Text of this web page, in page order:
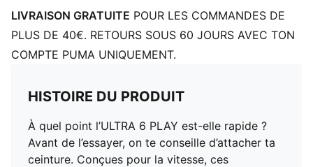
compromettre l'adhérence
Ground/Artificial Ground)
PUMA Enfant : recommandé pour les enfants de
LIVRAISON GRATUITE POUR LES COMMANDES DE
PLUS DE 40€. RETOURS SOUS 60 JOURS AVEC TON
COMPTE PUMA UNIQUEMENT.
HISTOIRE DU PRODUIT
À quel point l’ULTRA 6 PLAY est-elle rapide ?
Avant de l’essayer, on te conseille d’attacher ta
ceinture. Conçues pour la vitesse, ces